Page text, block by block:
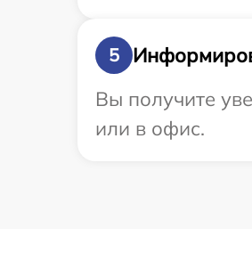
5
Вы получите
или в офис.